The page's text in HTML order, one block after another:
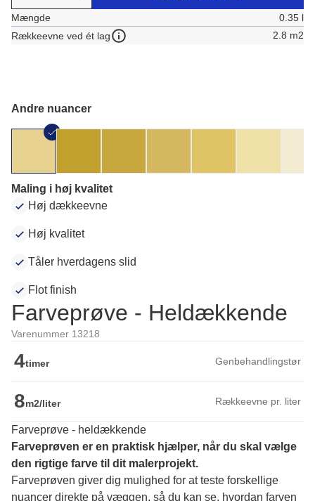
Mængde
0.35 l
Rækkeevne ved ét lag
2.8 m2
Andre nuancer
Maling i høj kvalitet
Høj dækkeevne
Høj kvalitet
Tåler hverdagens slid
Flot finish
Farveprøve - Heldækkende
Varenummer 13218
4timer Genbehandlingstør
8m2/liter Rækkeevne pr. liter
Farveprøve - heldækkende
Farveprøven er en praktisk hjælper, når du skal vælge
den rigtige farve til dit malerprojekt.
Farveprøven giver dig mulighed for at teste forskellige
nuancer direkte på væggen, så du kan se, hvordan farven